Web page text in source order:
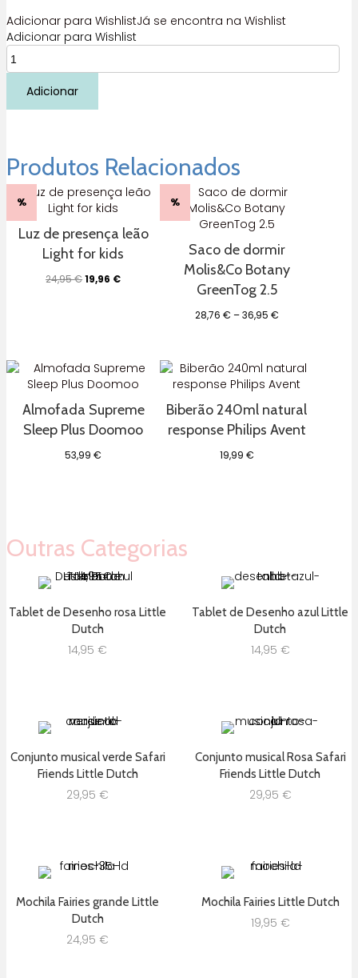
Adicionar para WishlistJá se encontra na Wishlist
Adicionar para Wishlist
Quantidade
de
Saco
TOG1
Adicionar
Produtos Relacionados
%
Luz de presença leão
Light for kids
24,95€O
19,96 €O
%
Saco de dormir
Molis&Co Botany
GreenTog 2.5
28,76 € –36,95 €Price
36,95 €
Almofada Supreme
Sleep Plus Doomoo
53,99€
Biberão 240ml natural
response Philips Avent
19,99 €
Outras Categorias
Tablet de Desenho rosa Little
Dutch
14,95 €
Tablet de Desenho azul Little
Dutch
14,95 €
Conjunto musical verde Safari
Friends Little Dutch
29,95 €
Conjunto musical Rosa Safari
Friends Little Dutch
29,95 €
Mochila Fairies grande Little
Dutch
24,95 €
Mochila Fairies Little Dutch
19,95 €